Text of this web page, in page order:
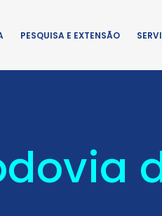
PESQUISA E EXTENSÃO